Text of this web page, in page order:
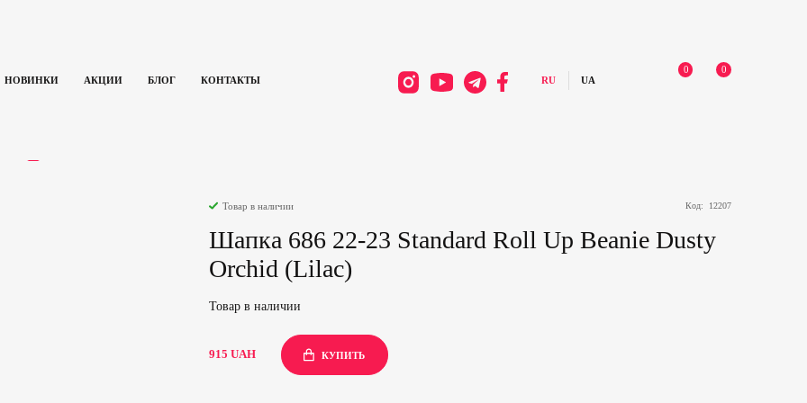
НОВИНКИ АКЦИИ БЛОГ КОНТАКТЫ
0 0
Товар в наличии Код: 12207
Шапка 686 22-23 Standard Roll Up Beanie Dusty
Orchid (Lilac)
Товар в наличии
915 UAH КУПИТЬ